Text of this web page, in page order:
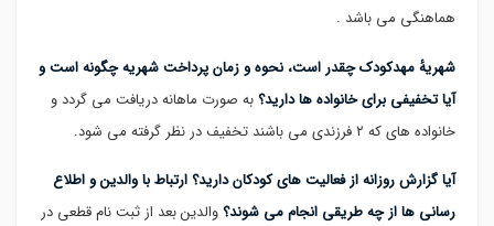
هماهنگی می باشد .
شهریهٔ مهدکودک چقدر است، نحوه و زمان پرداخت شهریه چگونه است و
آیا تخفیفی برای خانواده ها دارید؟ به صورت ماهانه دریافت می گردد و
خانواده های که ۲ فرزندی می باشند تخفیف در نظر گرفته می شود.
آیا گزارش روزانه از فعالیت های کودکان دارید؟ ارتباط با والدین و اطلاع
رسانی ها از چه طریقی انجام می شوند؟ والدین بعد از ثبت نام قطعی در